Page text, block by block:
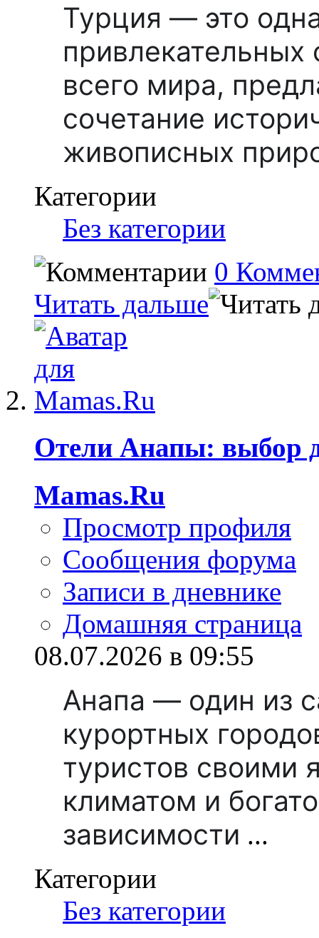
Турция — это
привлекательных
всего мира,
сочетание
живописных
Категории
Без категории
0
Читать дальше
Отели Анапы: выбор
Mamas.Ru
Просмотр профиля
Сообщения форума
Записи в дневнике
Домашняя страница
08.07.2026 в 09:55
Анапа — один из
курортных
туристов своими
климатом и
зависимости ...
Категории
Без категории